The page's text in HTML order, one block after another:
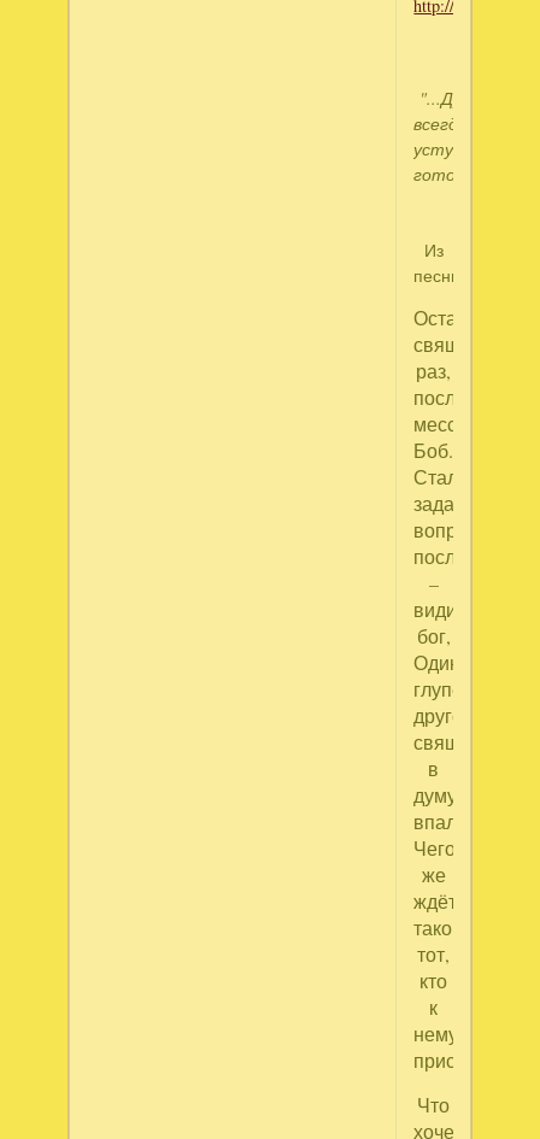
"...Друг
всегда
уступить
готов..."
Из
песни
Остановил
священника,
раз,
после
мессы,
Боб.
Стал
задавать
вопросы,
послушать
–
видит
бог,
Один
глупей
другого,
священник
в
думу
впал.
Чего
же
ждёт
такого,
тот,
кто
к
нему
пристал?!
Что
хочет